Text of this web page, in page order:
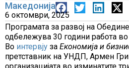
Македонија
6 октомври, 2025
Програмата за развој на
одбележува 30 години работа
Во интервју за Економија и
претставник на УНДП, Армен